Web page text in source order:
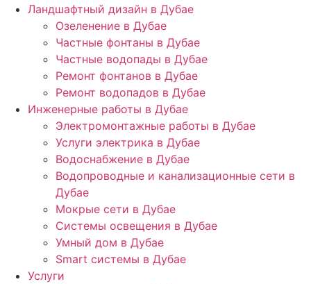
Ландшафтный дизайн в Дубае
Озеленение в Дубае
Частные фонтаны в Дубае
Частные водопады в Дубае
Ремонт фонтанов в Дубае
Ремонт водопадов в Дубае
Инженерные работы в Дубае
Электромонтажные работы в Дубае
Услуги электрика в Дубае
Водоснабжение в Дубае
Водопроводные и канализационные сети в
Дубае
Мокрые сети в Дубае
Системы освещения в Дубае
Умный дом в Дубае
Smart системы в Дубае
Услуги